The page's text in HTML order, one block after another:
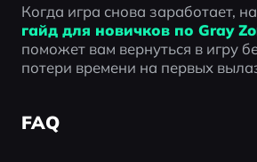
Когда игра снова заработает,
гайд для новичков по Gray
поможет вам вернуться в игру
потери времени на первых
FAQ